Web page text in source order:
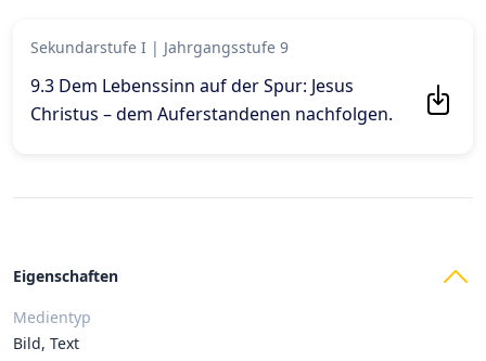
Sekundarstufe I | Jahrgangsstufe 9
9.3 Dem Lebenssinn auf der Spur: Jesus
Christus – dem Auferstandenen nachfolgen.
Eigenschaften
Medientyp
Bild, Text